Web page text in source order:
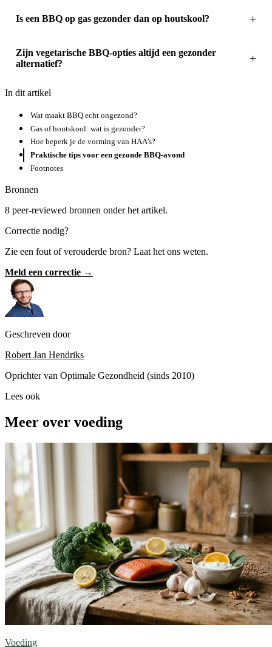
Is een BBQ op gas gezonder dan op houtskool?
Zijn vegetarische BBQ-opties altijd een gezonder
alternatief?
In dit artikel
Wat maakt BBQ echt ongezond?
Gas of houtskool: wat is gezonder?
Hoe beperk je de vorming van HAA’s?
Praktische tips voor een gezonde BBQ-avond
Footnotes
Bronnen
8 peer-reviewed bronnen onder het artikel.
Correctie nodig?
Zie een fout of verouderde bron? Laat het ons weten.
Meld een correctie →
Geschreven door
Robert Jan Hendriks
Oprichter van Optimale Gezondheid (sinds 2010)
Lees ook
Meer over voeding
Voeding